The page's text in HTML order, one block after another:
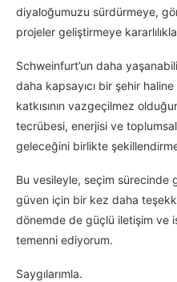
diyaloğumuzu sürdürmeye,
projeler geliştirmeye
Schweinfurt’un daha
daha kapsayıcı bir şehir
katkısının vazgeçilmez
tecrübesi, enerjisi ve
geleceğini birlikte
Bu vesileyle, seçim
güven için bir kez daha
dönemde de güçlü iletişim ve
temenni ediyorum.
Saygılarımla.